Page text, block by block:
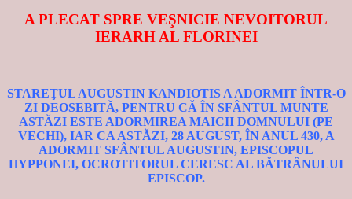
A PLECAT SPRE VEŞNICIE NEVOITORUL
IERARH AL FLORINEI
STAREŢUL AUGUSTIN KANDIOTIS A ADORMIT ÎNTR-O
ZI DEOSEBITĂ, PENTRU CĂ ÎN SFÂNTUL MUNTE
ASTĂZI ESTE ADORMIREA MAICII DOMNULUI (PE
VECHI), IAR CA ASTĂZI, 28 AUGUST, ÎN ANUL 430, A
ADORMIT SFÂNTUL AUGUSTIN, EPISCOPUL
HYPPONEI, OCROTITORUL CERESC AL BĂTRÂNULUI
EPISCOP.